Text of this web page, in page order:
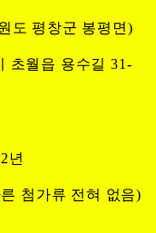
도 평창군 봉평면)
초월읍 용수길 31-
년
첨가류 전혀 없음)